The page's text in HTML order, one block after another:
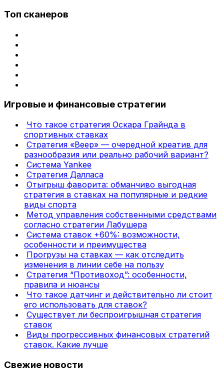
Топ сканеров
Игровые и финансовые стратегии
Что такое стратегия Оскара Грайнда в
спортивных ставках
Стратегия «Веер» — очередной креатив для
разнообразия или реально рабочий вариант?
Система Yankee
Стратегия Далласа
Отыгрыш фаворита: обманчиво выгодная
стратегия в ставках на популярные и редкие
виды спорта
Метод управления собственными средствами
согласно стратегии Лабушера
Система ставок +60%: возможности,
особенности и преимущества
Прогрузы на ставках — как отследить
изменения в линии себе на пользу
Стратегия “Противоход”: особенности,
правила и нюансы
Что такое датчинг и действительно ли стоит
его использовать для ставок?
Существует ли беспроигрышная стратегия
ставок
Виды прогрессивных финансовых стратегий
ставок. Какие лучше
Свежие новости